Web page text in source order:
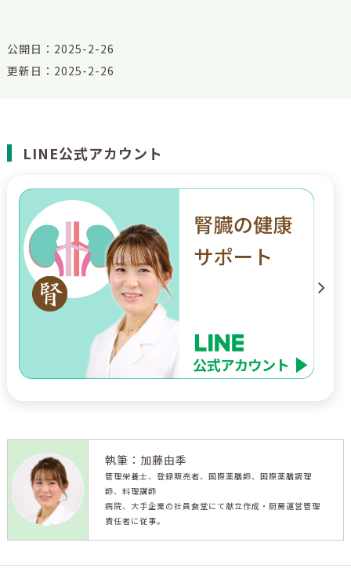
公開日：2025-2-26
更新日：2025-2-26
LINE公式アカウント
執筆：加藤由季
管理栄養士、登録販売者、国際薬膳師、国際薬膳調理
師、料理講師
病院、大手企業の社員食堂にて献立作成・厨房運営管理
責任者に従事。